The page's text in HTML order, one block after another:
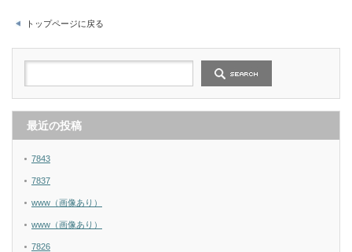
トップページに戻る
最近の投稿
7843
7837
www（画像あり）
www（画像あり）
7826